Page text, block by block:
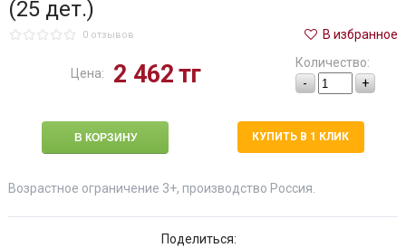
(25 дет.)
0 отзывов В избранное
Цена: 2 462тг
Количество:
-
+
КУПИТЬ В 1 КЛИК
Возрастное ограничение 3+, производство Россия.
Поделиться: